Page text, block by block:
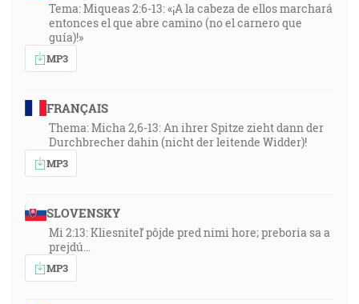
Tema: Miqueas 2:6-13: «¡A la cabeza de ellos marchará
entonces el que abre camino (no el carnero que
guía)!»
MP3
FRANÇAIS
Thema: Micha 2,6-13: An ihrer Spitze zieht dann der
Durchbrecher dahin (nicht der leitende Widder)!
MP3
SLOVENSKY
Mi 2:13: Kliesniteľ pôjde pred nimi hore; preboria sa a
prejdú…
MP3